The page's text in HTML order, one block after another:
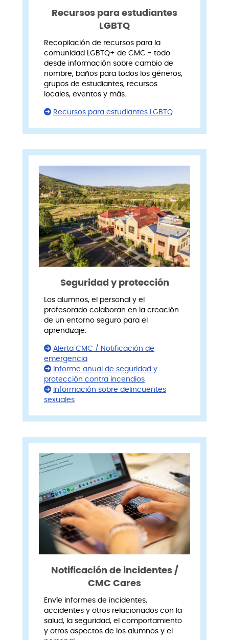
Recursos para estudiantes
LGBTQ
Recopilación de recursos para la
comunidad LGBTQ+ de CMC - todo
desde información sobre cambio de
nombre, baños para todos los géneros,
grupos de estudiantes, recursos
locales, eventos y más.
Recursos para estudiantes LGBTQ
Seguridad y protección
Los alumnos, el personal y el
profesorado colaboran en la creación
de un entorno seguro para el
aprendizaje.
Alerta CMC / Notificación de
emergencia
Informe anual de seguridad y
protección contra incendios
Información sobre delincuentes
sexuales
Notificación de incidentes /
CMC Cares
Envíe informes de incidentes,
accidentes y otros relacionados con la
salud, la seguridad, el comportamiento
y otros aspectos de los alumnos y el